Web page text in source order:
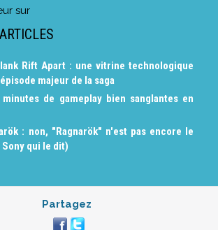
sur
Rift Apart : une vitrine technologique
majeur de la saga
de gameplay bien sanglantes en
: non, "Ragnarök" n'est pas encore le
qui le dit)
Partagez